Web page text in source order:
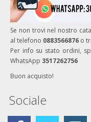
Se non trovi nel nostro
al telefono 0883566876 o
Per info su stato ordini,
WhatsApp 3517262756
Buon acquisto!
Sociale